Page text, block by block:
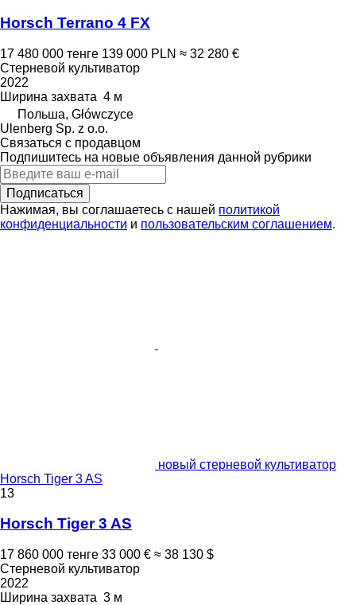
Horsch Terrano 4 FX
17 480 000 тенге 139 000 PLN ≈ 32 280 €
Стерневой культиватор
2022
Ширина захвата 4 м
Польша, Główczyce
Ulenberg Sp. z o.o.
Связаться с продавцом
Подпишитесь на новые объявления данной рубрики
Подписаться
Нажимая, вы соглашаетесь с нашей политикой
конфиденциальности и пользовательским соглашением.
новый стерневой культиватор
Horsch Tiger 3 AS
13
Horsch Tiger 3 AS
17 860 000 тенге 33 000 € ≈ 38 130 $
Стерневой культиватор
2022
Ширина захвата 3 м